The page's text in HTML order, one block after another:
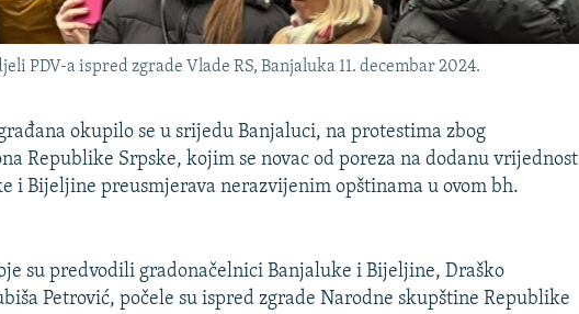
PDV-a ispred zgrade Vlade RS, Banjaluka 11. decembar 2024.
okupilo se u srijedu Banjaluci, na protestima zbog
Republike Srpske, kojim se novac od poreza na dodanu vrijednost
i Bijeljine preusmjerava nerazvijenim opštinama u ovom bh.
su predvodili gradonačelnici Banjaluke i Bijeljine, Draško
Petrović, počele su ispred zgrade Narodne skupštine Republike